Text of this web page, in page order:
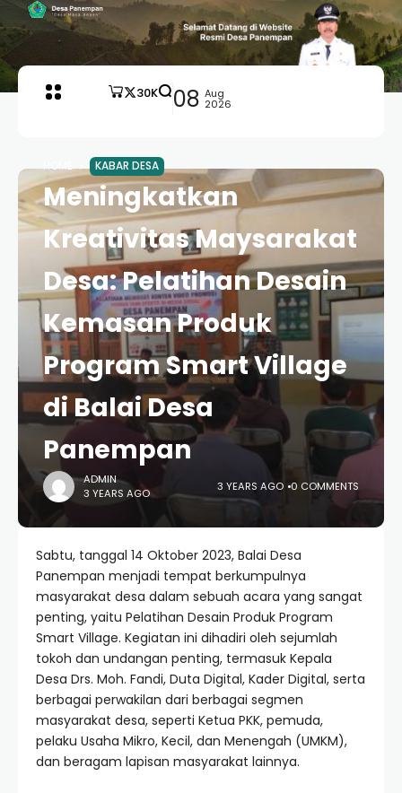
30K 08 Aug
2026
HOME KABAR DESA
Meningkatkan
Kreativitas Maysarakat
Desa: Pelatihan Desain
Kemasan Produk
Program Smart Village
di Balai Desa
Panempan
ADMIN
3 YEARS AGO
3 YEARS AGO 0 COMMENTS
Sabtu, tanggal 14 Oktober 2023, Balai Desa
Panempan menjadi tempat berkumpulnya
masyarakat desa dalam sebuah acara yang sangat
penting, yaitu Pelatihan Desain Produk Program
Smart Village. Kegiatan ini dihadiri oleh sejumlah
tokoh dan undangan penting, termasuk Kepala
Desa Drs. Moh. Fandi, Duta Digital, Kader Digital, serta
berbagai perwakilan dari berbagai segmen
masyarakat desa, seperti Ketua PKK, pemuda,
pelaku Usaha Mikro, Kecil, dan Menengah (UMKM),
dan beragam lapisan masyarakat lainnya.